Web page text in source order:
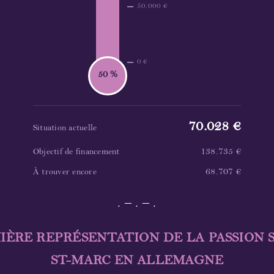
50 %
0 €
50.000 €
Situation actuelle 70.028 €
Objectif de financement 138.735 €
À trouver encore 68.707 €
. – . – .
REPRÉSENTATION DE LA PASSION
ST-MARC EN ALLEMAGNE